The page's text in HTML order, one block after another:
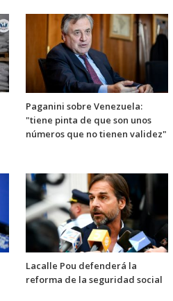
Paganini sobre Venezuela:
"tiene pinta de que son unos
números que no tienen validez"
Lacalle Pou defenderá la
reforma de la seguridad social